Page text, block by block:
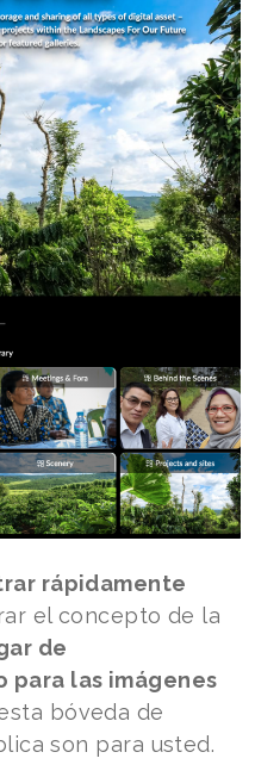
rápidamente
el concepto de la
de
para las imágenes
bóveda de
son para usted.